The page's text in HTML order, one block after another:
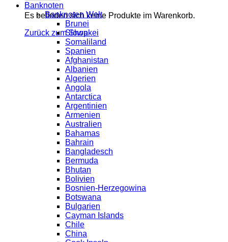
Es befinden sich keine Produkte im Warenkorb.
Zurück zum Shop
Banknoten
Banknoten Welt
Brunei
Slowakei
Somaliland
Spanien
Afghanistan
Albanien
Algerien
Angola
Antarctica
Argentinien
Armenien
Australien
Bahamas
Bahrain
Bangladesch
Bermuda
Bhutan
Bolivien
Bosnien-Herzegowina
Botswana
Bulgarien
Cayman Islands
Chile
China